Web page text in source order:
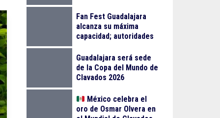
Fan Fest Guadalajara
alcanza su máxima
capacidad; autoridades
Guadalajara será sede
de la Copa del Mundo de
Clavados 2026
México celebra el
oro de Osmar Olvera en